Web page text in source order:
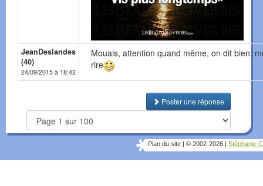
JeanDeslandes
(40)
24/09/2015 à 18:42
Mouais, attention quand même, on dit bien:
rire
Poster une réponse
Plan du site © 2002-2026 Stéphanie C